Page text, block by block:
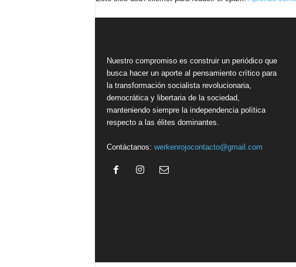
Nuestro compromiso es construir un periódico que
busca hacer un aporte al pensamiento crítico para
la transformación socialista revolucionaria,
democrática y libertaria de la sociedad,
manteniendo siempre la independencia política
respecto a las élites dominantes.
Contáctanos: werkenrojocontacto@gmail.com